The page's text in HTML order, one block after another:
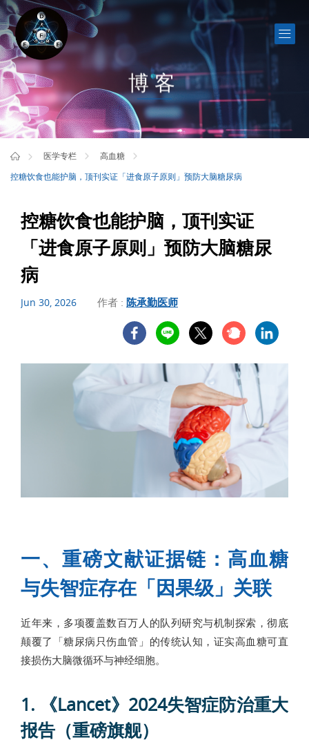
博客
医学专栏
高血糖
控糖饮食也能护脑，顶刊实证「进食原子原则」预防大脑糖尿病
控糖饮食也能护脑，顶刊实证
「进食原子原则」预防大脑糖尿
病
Jun 30, 2026 作者 : 陈承勤医师
一、重磅文献证据链：高血糖
与失智症存在「因果级」关联
近年来，多项覆盖数百万人的队列研究与机制探索，彻底
颠覆了「糖尿病只伤血管」的传统认知，证实高血糖可直
接损伤大脑微循环与神经细胞。
1. 《Lancet》2024失智症防治重大
报告（重磅旗舰）